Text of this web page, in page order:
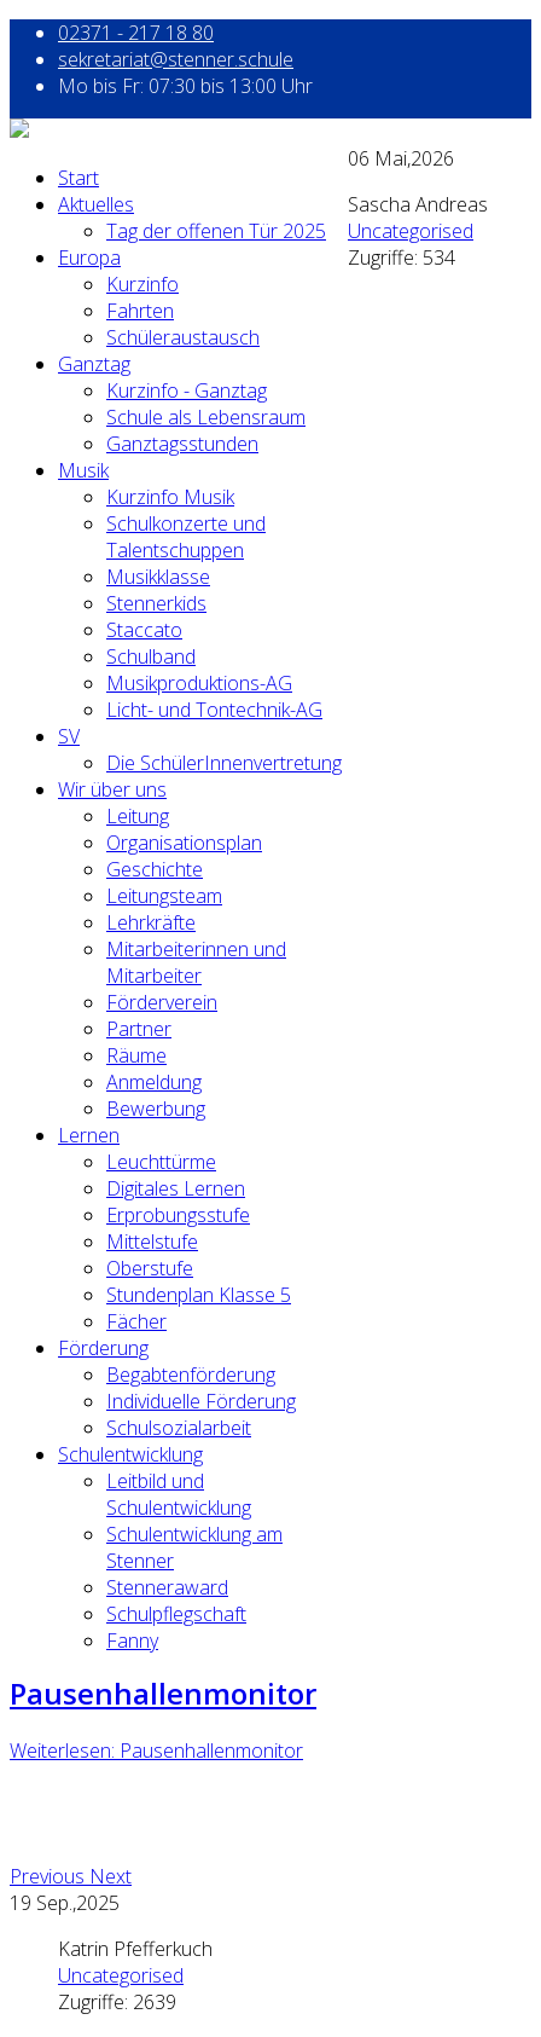
02371 - 217 18 80
sekretariat@stenner.schule
Mo bis Fr: 07:30 bis 13:00 Uhr
Start
Aktuelles
Tag der offenen Tür 2025
Europa
Kurzinfo
Fahrten
Schüleraustausch
Ganztag
Kurzinfo - Ganztag
Schule als Lebensraum
Ganztagsstunden
Musik
Kurzinfo Musik
Schulkonzerte und
Talentschuppen
Musikklasse
Stennerkids
Staccato
Schulband
Musikproduktions-AG
Licht- und Tontechnik-AG
SV
Die SchülerInnenvertretung
Wir über uns
Leitung
Organisationsplan
Geschichte
Leitungsteam
Lehrkräfte
Mitarbeiterinnen und
Mitarbeiter
Förderverein
Partner
Räume
Anmeldung
Bewerbung
Lernen
Leuchttürme
Digitales Lernen
Erprobungsstufe
Mittelstufe
Oberstufe
Stundenplan Klasse 5
Fächer
Förderung
Begabtenförderung
Individuelle Förderung
Schulsozialarbeit
Schulentwicklung
Leitbild und
Schulentwicklung
Schulentwicklung am
Stenner
Stenneraward
Schulpflegschaft
Fanny
06 Mai,2026
Sascha Andreas
Uncategorised
Zugriffe: 534
Pausenhallenmonitor
Weiterlesen: Pausenhallenmonitor
Previous Next
19 Sep.,2025
Katrin Pfefferkuch
Uncategorised
Zugriffe: 2639